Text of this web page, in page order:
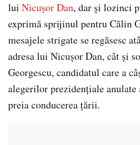
lui Nicușor Dan, dar și lozinci
exprimă sprijinul pentru Călin
mesajele strigate se regăsesc
adresa lui Nicușor Dan, cât și
Georgescu, candidatul care a
alegerilor prezidențiale anulate
preia conducerea țării.